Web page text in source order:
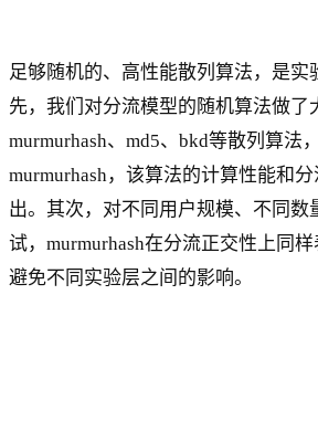
足够随机的、高性能散列算法，是实
先，我们对分流模型的随机算法做了
murmurhash、md5、bkd等散列算法
murmurhash，该算法的计算性能和
出。其次，对不同用户规模、不同数
试，murmurhash在分流正交性上同
避免不同实验层之间的影响。